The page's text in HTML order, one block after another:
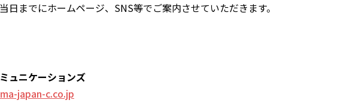
日までにホームページ、SNS等でご案内させていただきます。
ュニケーションズ
japan-c.co.jp